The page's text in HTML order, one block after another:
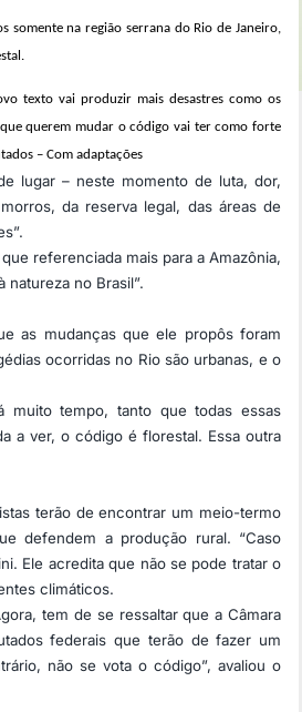
somente na região serrana do Rio de Janeiro,
texto vai produzir mais desastres como os
querem mudar o código vai ter como forte
– Com adaptações
lugar – neste momento de luta, dor,
da reserva legal, das áreas de
referenciada mais para a Amazônia,
no Brasil”.
as mudanças que ele propôs foram
ocorridas no Rio são urbanas, e o
tempo, tanto que todas essas
a ver, o código é florestal. Essa outra
terão de encontrar um meio-termo
defendem a produção rural. “Caso
Ele acredita que não se pode tratar o
climáticos.
tem de se ressaltar que a Câmara
federais que terão de fazer um
não se vota o código”, avaliou o